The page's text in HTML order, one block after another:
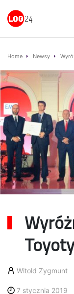
Home Newsy
Toyoty
Witold Zygmunt
7 stycznia 2019